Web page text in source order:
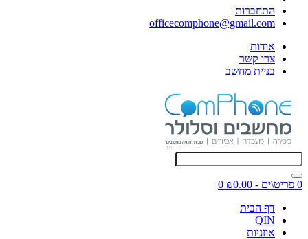
התחברות
officecomphone@gmail.com
אודות
צרו קשר
בניית מחשב
0 פריט\ים - ₪0.00
0
דף הבית
QIN
אוזניות